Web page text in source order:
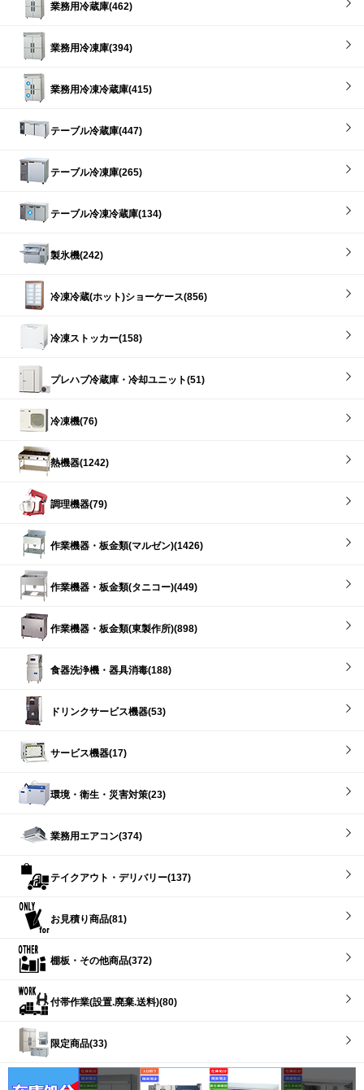
業務用冷蔵庫(462)
業務用冷凍庫(394)
業務用冷凍冷蔵庫(415)
テーブル冷蔵庫(447)
テーブル冷凍庫(265)
テーブル冷凍冷蔵庫(134)
製氷機(242)
冷凍冷蔵(ホット)ショーケース(856)
冷凍ストッカー(158)
プレハブ冷蔵庫・冷却ユニット(51)
冷凍機(76)
熱機器(1242)
調理機器(79)
作業機器・板金類(マルゼン)(1426)
作業機器・板金類(タニコー)(449)
作業機器・板金類(東製作所)(898)
食器洗浄機・器具消毒(188)
ドリンクサービス機器(53)
サービス機器(17)
環境・衛生・災害対策(23)
業務用エアコン(374)
テイクアウト・デリバリー(137)
お見積り商品(81)
棚板・その他商品(372)
付帯作業(設置.廃棄.送料)(80)
限定商品(33)